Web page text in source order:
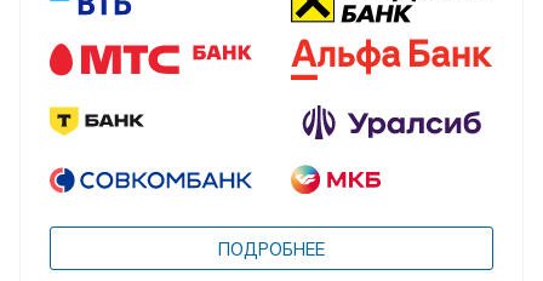
ПОДРОБНЕЕ